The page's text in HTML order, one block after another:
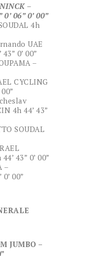
–
06” 0’ 00”
4h
UAE
0’ 00”
–
CYCLING
4h 44’ 43”
SOUDAL
43” 0’ 00”
–
00”
JUMBO –